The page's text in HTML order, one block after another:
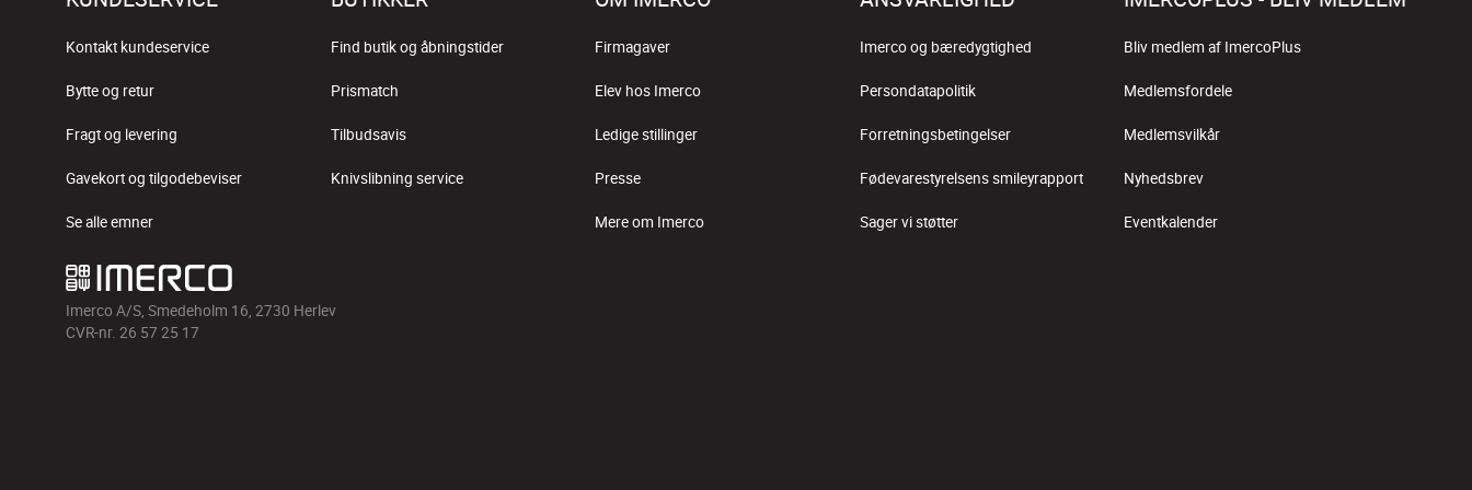
Kontakt kundeservice
Bytte og retur
Fragt og levering
Gavekort og tilgodebeviser
Se alle emner
Find butik og åbningstider
Prismatch
Tilbudsavis
Knivslibning service
Firmagaver
Elev hos Imerco
Ledige stillinger
Presse
Mere om Imerco
Imerco og bæredygtighed
Persondatapolitik
Forretningsbetingelser
Fødevarestyrelsens smileyrapport
Sager vi støtter
Bliv medlem af ImercoPlus
Medlemsfordele
Medlemsvilkår
Nyhedsbrev
Eventkalender
Imerco A/S, Smedeholm 16, 2730 Herlev
CVR-nr. 26 57 25 17